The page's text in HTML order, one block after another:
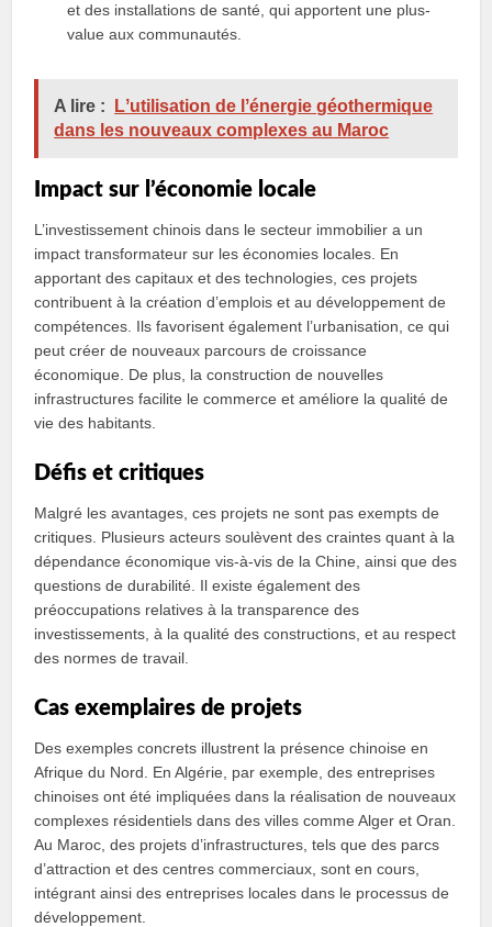
et des installations de santé, qui apportent une plus-
value aux communautés.
A lire :
Lʼutilisation de lʼénergie géothermique
dans les nouveaux complexes au Maroc
Impact sur l’économie locale
L’investissement chinois dans le secteur immobilier a un
impact transformateur sur les économies locales. En
apportant des capitaux et des technologies, ces projets
contribuent à la création d’emplois et au développement de
compétences. Ils favorisent également l’urbanisation, ce qui
peut créer de nouveaux parcours de croissance
économique. De plus, la construction de nouvelles
infrastructures facilite le commerce et améliore la qualité de
vie des habitants.
Défis et critiques
Malgré les avantages, ces projets ne sont pas exempts de
critiques. Plusieurs acteurs soulèvent des craintes quant à la
dépendance économique vis-à-vis de la Chine, ainsi que des
questions de durabilité. Il existe également des
préoccupations relatives à la transparence des
investissements, à la qualité des constructions, et au respect
des normes de travail.
Cas exemplaires de projets
Des exemples concrets illustrent la présence chinoise en
Afrique du Nord. En Algérie, par exemple, des entreprises
chinoises ont été impliquées dans la réalisation de nouveaux
complexes résidentiels dans des villes comme Alger et Oran.
Au Maroc, des projets d’infrastructures, tels que des parcs
d’attraction et des centres commerciaux, sont en cours,
intégrant ainsi des entreprises locales dans le processus de
développement.